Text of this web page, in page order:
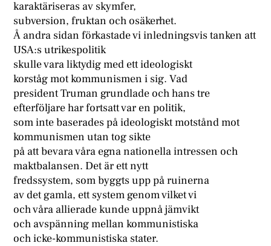
karaktäriseras av skymfer,
subversion, fruktan och osäkerhet.
Å andra sidan förkastade vi inledningsvis tanken att
USA:s utrikespolitik
skulle vara liktydig med ett ideologiskt
korståg mot kommunismen i sig. Vad
president Truman grundlade och hans tre
efterföljare har fortsatt var en politik,
som inte baserades på ideologiskt motstånd mot
kommunismen utan tog sikte
på att bevara våra egna nationella intressen och
maktbalansen. Det är ett nytt
fredssystem, som byggts upp på ruinerna
av det gamla, ett system genom vilket vi
och våra allierade kunde uppnå jämvikt
och avspänning mellan kommunistiska
och icke-kommunistiska stater.